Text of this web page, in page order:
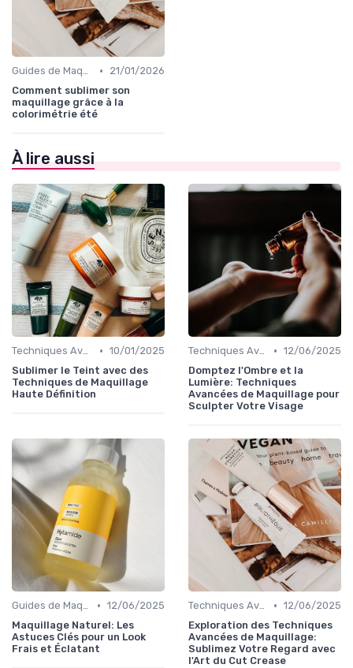
Guides de Maquillage Quotidien •
21/01/2026
Comment sublimer son
maquillage grâce à la
colorimétrie été
À lire aussi
Techniques Avancées et Artistiques • 10/01/2025
Sublimer le Teint avec des
Techniques de Maquillage
Haute Définition
Techniques Avancées et Artistiques • 12/06/2025
Domptez l'Ombre et la
Lumière: Techniques
Avancées de Maquillage pour
Sculpter Votre Visage
Guides de Maquillage Quotidien • 12/06/2025
Maquillage Naturel: Les
Astuces Clés pour un Look
Frais et Éclatant
Techniques Avancées et Artistiques • 12/06/2025
Exploration des Techniques
Avancées de Maquillage:
Sublimez Votre Regard avec
l'Art du Cut Crease